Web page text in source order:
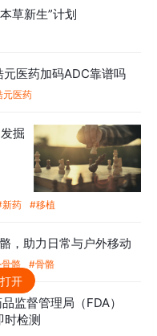
草新生”计划
元医药加码ADC靠谱吗
元医药
掘
药 #移植
，助力日常与户外移动
骼 #骨骼
监督管理局（FDA）
时检测
开